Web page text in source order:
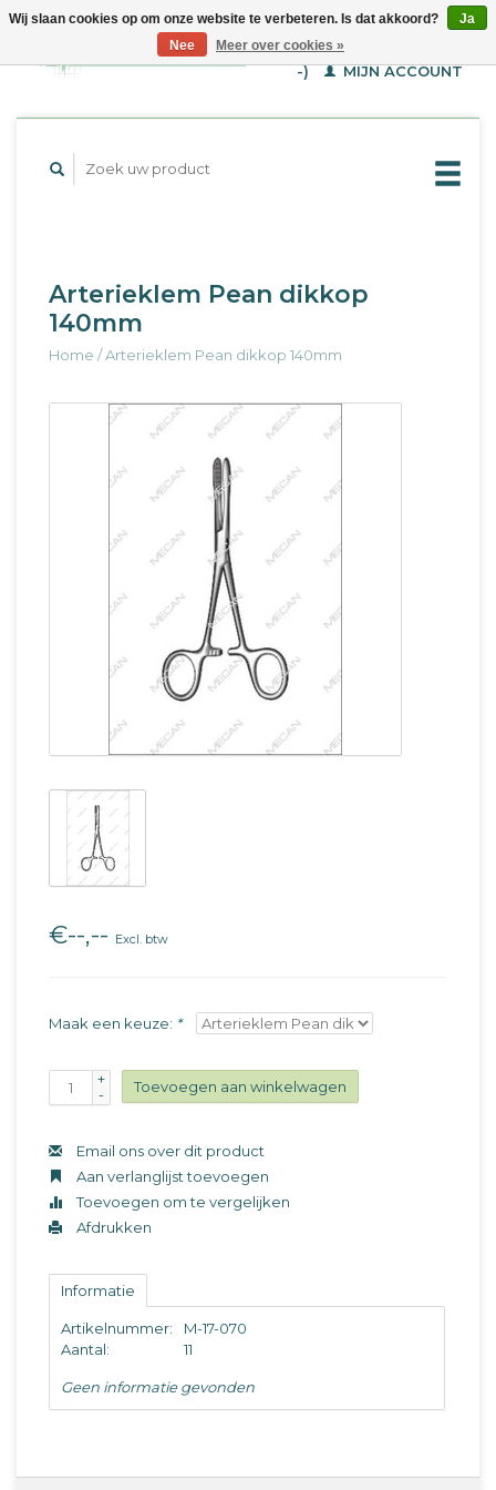
WINKELWAGEN (€--,-
-)
MIJN ACCOUNT
Arterieklem Pean dikkop
140mm
Home /Arterieklem Pean dikkop 140mm
€--,-- Excl. btw
Maak een keuze: *
+
-
Toevoegen aan winkelwagen
Email ons over dit product
Aan verlanglijst toevoegen
Toevoegen om te vergelijken
Afdrukken
Informatie
Artikelnummer:
M-17-070
Aantal:
11
Geen informatie gevonden
Wij slaan cookies op om onze website te verbeteren. Is dat akkoord?
Ja
Nee
Meer over cookies »